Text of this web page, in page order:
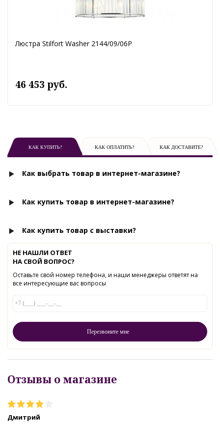
Люстра Stilfort Washer 2144/09/06P
46 453 руб.
КАК КУПИТЬ? КАК ОПЛАТИТЬ? КАК ДОСТАВИТЕ?
Как выбрать товар в интернет-магазине?
Как купить товар в интернет-магазине?
Как купить товар с выставки?
НЕ НАШЛИ ОТВЕТ
НА СВОЙ ВОПРОС?
Оставьте свой номер телефона, и наши менеджеры ответят на
все интересующие вас вопросы
Отзывы о магазине
Дмитрий